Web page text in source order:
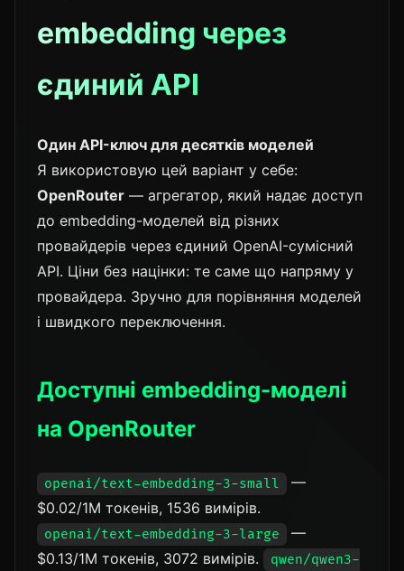
embedding через
єдиний API
Один API-ключ для десятків моделей
Я використовую цей варіант у себе:
OpenRouter — агрегатор, який надає доступ
до embedding-моделей від різних
провайдерів через єдиний OpenAI-сумісний
API. Ціни без націнки: те саме що напряму у
провайдера. Зручно для порівняння моделей
і швидкого переключення.
Доступні embedding-моделі
на OpenRouter
openai/text-embedding-3-small
—
$0.02/1M токенів, 1536 вимірів.
openai/text-embedding-3-large
—
$0.13/1M токенів, 3072 вимірів.
qwen/qwen3-